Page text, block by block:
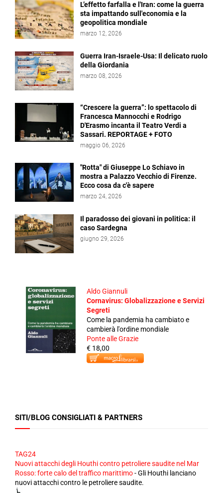
L’effetto farfalla e l'Iran: come la guerra
sta impattando sull'economia e la
geopolitica mondiale
marzo 12, 2026
Guerra Iran-Israele-Usa: Il delicato ruolo
della Giordania
marzo 08, 2026
“Crescere la guerra”: lo spettacolo di
Francesca Mannocchi e Rodrigo
D'Erasmo incanta il Teatro Verdi a
Sassari. REPORTAGE + FOTO
maggio 06, 2026
"Rotta" di Giuseppe Lo Schiavo in
mostra a Palazzo Vecchio di Firenze.
Ecco cosa da c'è sapere
marzo 24, 2026
Il paradosso dei giovani in politica: il
caso Sardegna
giugno 29, 2026
Aldo Giannuli
Cornavirus: Globalizzazione e Servizi
Segreti
Come la pandemia ha cambiato e
cambierà l'ordine mondiale
Ponte alle Grazie
€ 18,00
SITI/BLOG CONSIGLIATI & PARTNERS
TAG24
Nuovi attacchi degli Houthi contro petroliere saudite nel Mar
Rosso: forte calo del traffico marittimo-Gli Houthi lanciano
nuovi attacchi contro le petroliere saudite.